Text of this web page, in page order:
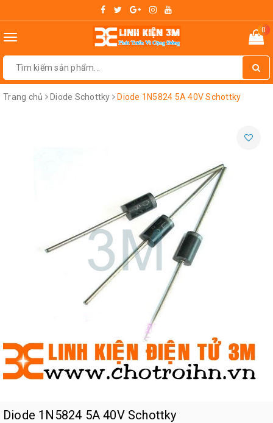
Toggle
0
Trang chủ Diode Schottky Diode 1N5824 5A 40V Schottky
Diode 1N5824 5A 40V Schottky